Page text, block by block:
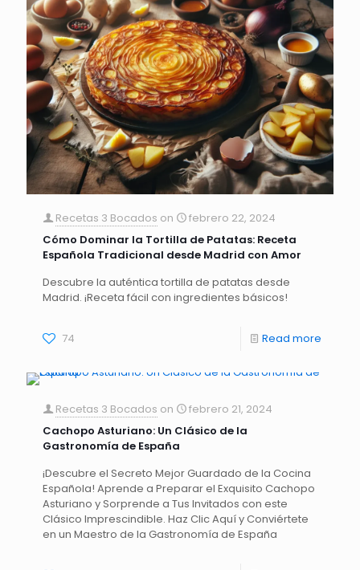
Recetas 3 Bocados on
febrero 22, 2024
Cómo Dominar la Tortilla de Patatas: Receta
Española Tradicional desde Madrid con Amor
Descubre la auténtica tortilla de patatas desde
Madrid. ¡Receta fácil con ingredientes básicos!
74 Read more
Recetas 3 Bocados on
febrero 21, 2024
Cachopo Asturiano: Un Clásico de la
Gastronomía de España
¡Descubre el Secreto Mejor Guardado de la Cocina
Española! Aprende a Preparar el Exquisito Cachopo
Asturiano y Sorprende a Tus Invitados con este
Clásico Imprescindible. Haz Clic Aquí y Conviértete
en un Maestro de la Gastronomía de España